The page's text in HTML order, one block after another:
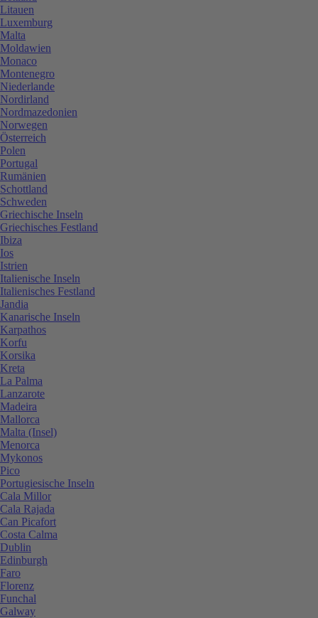
Litauen
Luxemburg
Malta
Moldawien
Monaco
Montenegro
Niederlande
Nordirland
Nordmazedonien
Norwegen
Österreich
Polen
Portugal
Rumänien
Schottland
Schweden
Griechische Inseln
Griechisches Festland
Ibiza
Ios
Istrien
Italienische Inseln
Italienisches Festland
Jandia
Kanarische Inseln
Karpathos
Korfu
Korsika
Kreta
La Palma
Lanzarote
Madeira
Mallorca
Malta (Insel)
Menorca
Mykonos
Pico
Portugiesische Inseln
Cala Millor
Cala Rajada
Can Picafort
Costa Calma
Dublin
Edinburgh
Faro
Florenz
Funchal
Galway